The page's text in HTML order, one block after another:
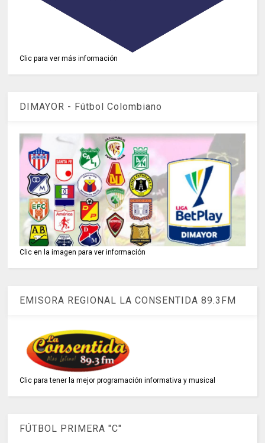
Clic para ver más información
DIMAYOR - Fútbol Colombiano
Clic en la imagen para ver información
EMISORA REGIONAL LA CONSENTIDA 89.3FM
Clic para tener la mejor programación informativa y musical
FÚTBOL PRIMERA "C"